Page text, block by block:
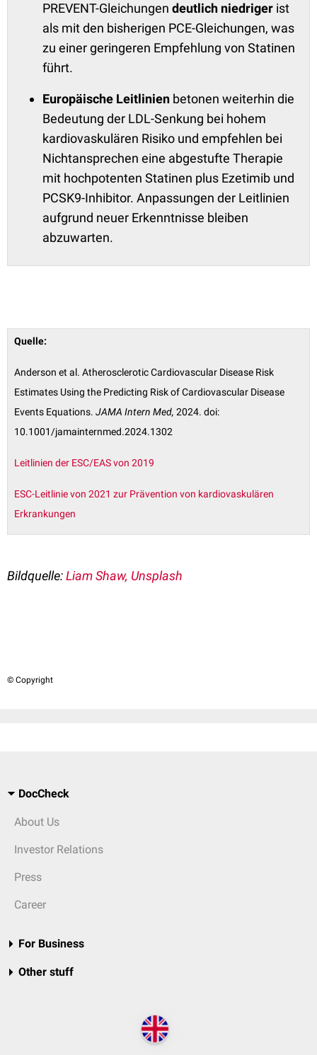
PREVENT-Gleichungen deutlich niedriger ist
als mit den bisherigen PCE-Gleichungen, was
zu einer geringeren Empfehlung von Statinen
führt.
Europäische Leitlinien betonen weiterhin die
Bedeutung der LDL-Senkung bei hohem
kardiovaskulären Risiko und empfehlen bei
Nichtansprechen eine abgestufte Therapie
mit hochpotenten Statinen plus Ezetimib und
PCSK9-Inhibitor. Anpassungen der Leitlinien
aufgrund neuer Erkenntnisse bleiben
abzuwarten.
Quelle:
Anderson et al. Atherosclerotic Cardiovascular Disease Risk
Estimates Using the Predicting Risk of Cardiovascular Disease
Events Equations. JAMA Intern Med, 2024. doi:
10.1001/jamainternmed.2024.1302
Leitlinien der ESC/EAS von 2019
ESC-Leitlinie von 2021 zur Prävention von kardiovaskulären
Erkrankungen
Bildquelle:Liam Shaw, Unsplash
© Copyright
DocCheck
About Us
Investor Relations
Press
Career
For Business
Other stuff